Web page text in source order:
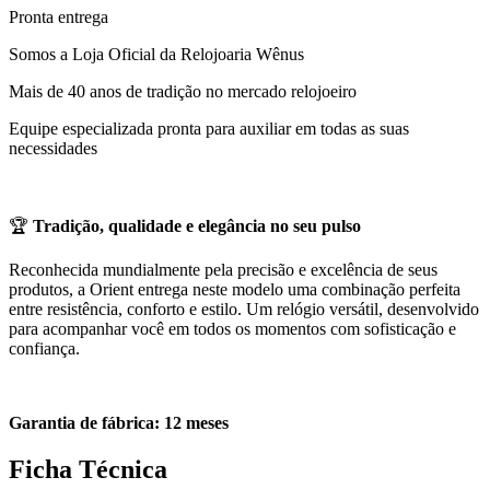
Pronta entrega
Somos a Loja Oficial da Relojoaria Wênus
Mais de 40 anos de tradição no mercado relojoeiro
Equipe especializada pronta para auxiliar em todas as suas
necessidades
🏆 Tradição, qualidade e elegância no seu pulso
Reconhecida mundialmente pela precisão e excelência de seus
produtos, a Orient entrega neste modelo uma combinação perfeita
entre resistência, conforto e estilo. Um relógio versátil, desenvolvido
para acompanhar você em todos os momentos com sofisticação e
confiança.
Garantia de fábrica: 12 meses
Ficha Técnica